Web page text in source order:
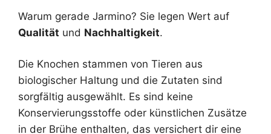
Warum gerade Jarmino? Sie legen Wert auf
Qualität und Nachhaltigkeit.
Die Knochen stammen von Tieren aus
biologischer Haltung und die Zutaten sind
sorgfältig ausgewählt. Es sind keine
Konservierungsstoffe oder künstlichen Zusätze
in der Brühe enthalten, das versichert dir eine